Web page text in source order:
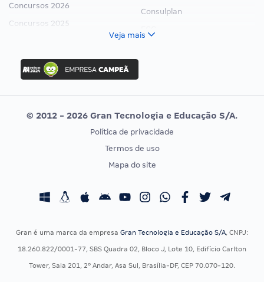
Concursos 2026
Concursos 2025
Concurso Nacional Unificado
Concurso Ibama
Concurso MPU
Editais publicados
Consulplan
Vunesp
CONCURSOS POR PROFISSÃO
Concursos Fiscais
Concursos Saúde
EXAME DE ORDEM
Calendário OAB
Veja mais
© 2012 - 2026 Gran Tecnologia e Educação S/A.
Política de privacidade
Termos de uso
Mapa do site
Gran é uma marca da empresa Gran Tecnologia e Educação S/A, CNPJ:
18.260.822/0001-77, SBS Quadra 02, Bloco J, Lote 10, Edifício Carlton
Tower, Sala 201, 2º Andar, Asa Sul, Brasília-DF, CEP 70.070-120.